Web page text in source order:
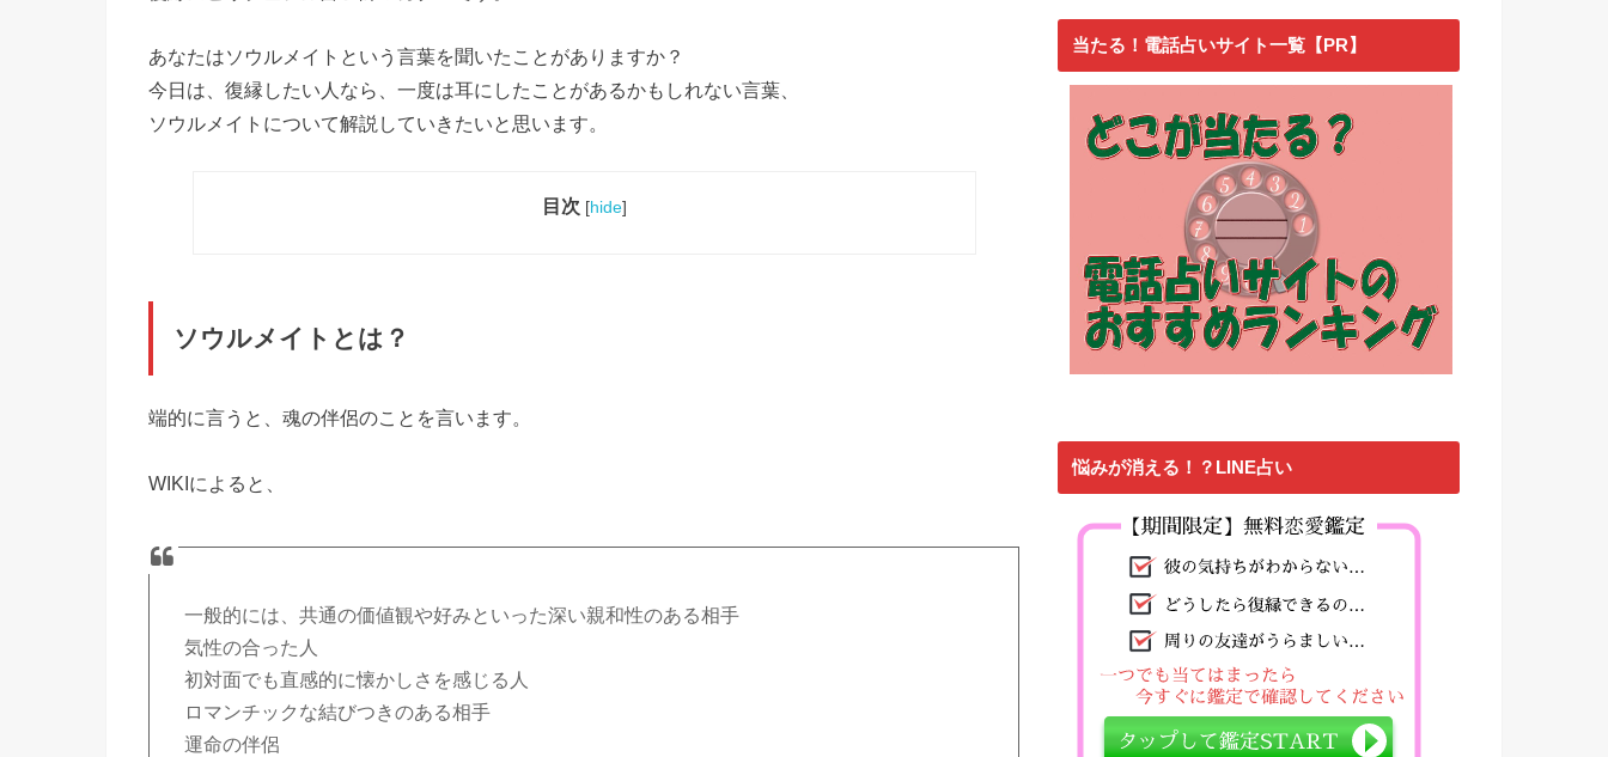
あなたはソウルメイトという言葉を聞いたことがありますか？
今日は、復縁したい人なら、一度は耳にしたことがあるかもしれない言葉、
ソウルメイトについて解説していきたいと思います。
目次 [hide]
ソウルメイトとは？
端的に言うと、魂の伴侶のことを言います。
WIKIによると、
一般的には、共通の価値観や好みといった深い親和性のある相手
気性の合った人
初対面でも直感的に懐かしさを感じる人
ロマンチックな結びつきのある相手
運命の伴侶
当たる！電話占いサイト一覧【PR】
悩みが消える！？LINE占い